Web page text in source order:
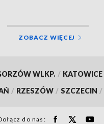
ZOBACZ WIĘCEJ
WLKP. / KATOWICE
/ RZESZÓW / SZCZECIN /
do nas: